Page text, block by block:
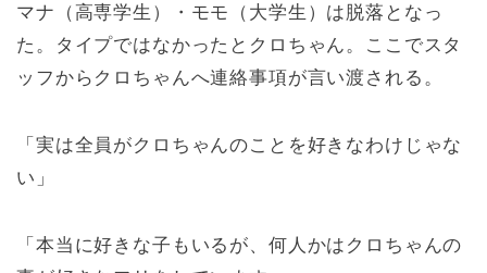
マナ（高専学生）・モモ（大学生）は脱落となっ
た。タイプではなかったとクロちゃん。ここでスタ
ッフからクロちゃんへ連絡事項が言い渡される。
「実は全員がクロちゃんのことを好きなわけじゃな
い」
「本当に好きな子もいるが、何人かはクロちゃんの